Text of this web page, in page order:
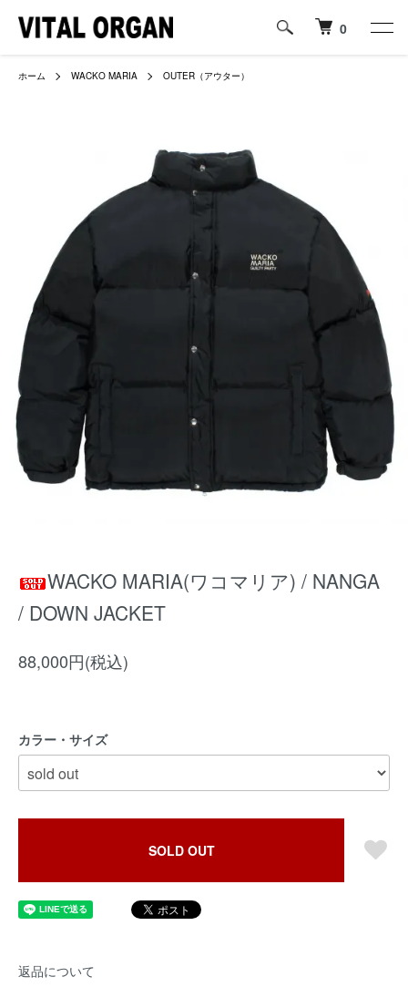
0
ホーム WACKO MARIA OUTER（アウター）
WACKO MARIA(ワコマリア) / NANGA
/ DOWN JACKET
88,000円(税込)
カラー・サイズ
SOLD OUT
返品について